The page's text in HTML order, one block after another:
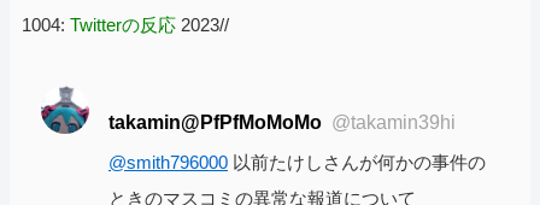
1004: Twitterの反応 2023//
takamin@PfPfMoMoMo @takamin39hi
@smith796000 以前たけしさんが何かの事件の
ときのマスコミの異常な報道について